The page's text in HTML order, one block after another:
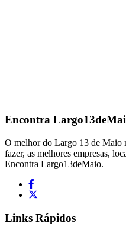
Encontra
O melhor do Largo 13 de Maio
fazer, as melhores empresas,
Encontra Largo13deMaio.
Links Rápidos